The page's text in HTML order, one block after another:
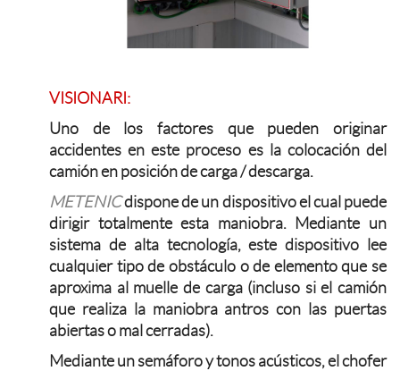
VISIONARI:
Uno de los factores que pueden originar
accidentes en este proceso es la colocación del
camión en posición de carga / descarga.
METENICdispone de un dispositivo el cual puede
dirigir totalmente esta maniobra. Mediante un
sistema de alta tecnología, este dispositivo lee
cualquier tipo de obstáculo o de elemento que se
aproxima al muelle de carga (incluso si el camión
que realiza la maniobra antros con las puertas
abiertas o mal cerradas).
Mediante un semáforo y tonos acústicos, el chofer